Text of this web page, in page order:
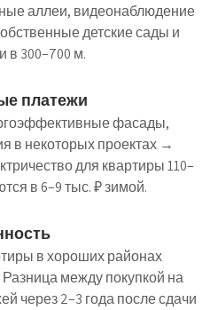
аллеи, видеонаблюдение
детские сады и
в 300–700 м.
платежи
фасады,
в некоторых проектах →
для квартиры 110–
в 6–9 тыс. ₽ зимой.
в хороших районах
Разница между покупкой на
через 2–3 года после сдачи